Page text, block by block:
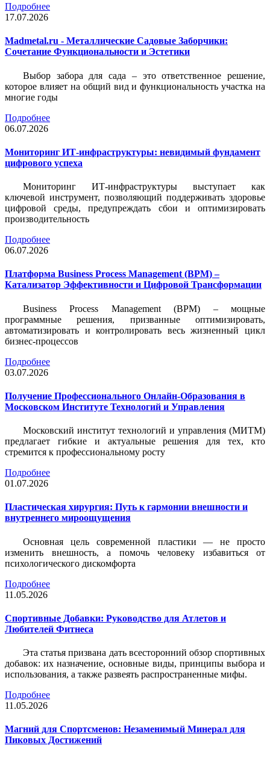
Подробнее
17.07.2026
Madmetal.ru - Металлические Садовые Заборчики:
Сочетание Функциональности и Эстетики
Выбор забора для сада – это ответственное решение,
которое влияет на общий вид и функциональность участка на
многие годы
Подробнее
06.07.2026
Мониторинг ИТ-инфраструктуры: невидимый фундамент
цифрового успеха
Мониторинг ИТ-инфраструктуры выступает как
ключевой инструмент, позволяющий поддерживать здоровье
цифровой среды, предупреждать сбои и оптимизировать
производительность
Подробнее
06.07.2026
Платформа Business Process Management (BPM) –
Катализатор Эффективности и Цифровой Трансформации
Business Process Management (BPM) – мощные
программные решения, призванные оптимизировать,
автоматизировать и контролировать весь жизненный цикл
бизнес-процессов
Подробнее
03.07.2026
Получение Профессионального Онлайн-Образования в
Московском Институте Технологий и Управления
Московский институт технологий и управления (МИТМ)
предлагает гибкие и актуальные решения для тех, кто
стремится к профессиональному росту
Подробнее
01.07.2026
Пластическая хирургия: Путь к гармонии внешности и
внутреннего мироощущения
Основная цель современной пластики — не просто
изменить внешность, а помочь человеку избавиться от
психологического дискомфорта
Подробнее
11.05.2026
Спортивные Добавки: Руководство для Атлетов и
Любителей Фитнеса
Эта статья призвана дать всесторонний обзор спортивных
добавок: их назначение, основные виды, принципы выбора и
использования, а также развеять распространенные мифы.
Подробнее
11.05.2026
Магний для Спортсменов: Незаменимый Минерал для
Пиковых Достижений